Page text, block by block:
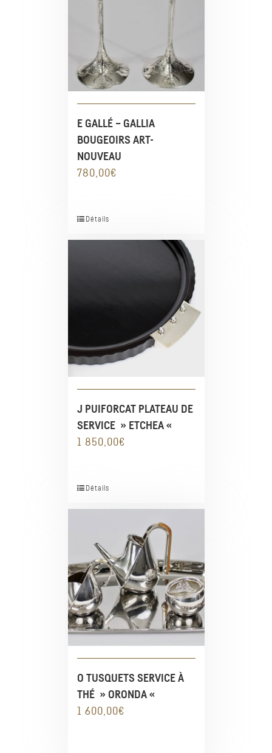
E GALLÉ – GALLIA
BOUGEOIRS ART-
NOUVEAU
780,00€
Détails
J PUIFORCAT PLATEAU DE
SERVICE » ETCHEA «
1 850,00€
Détails
O TUSQUETS SERVICE À
THÉ » ORONDA «
1 600,00€